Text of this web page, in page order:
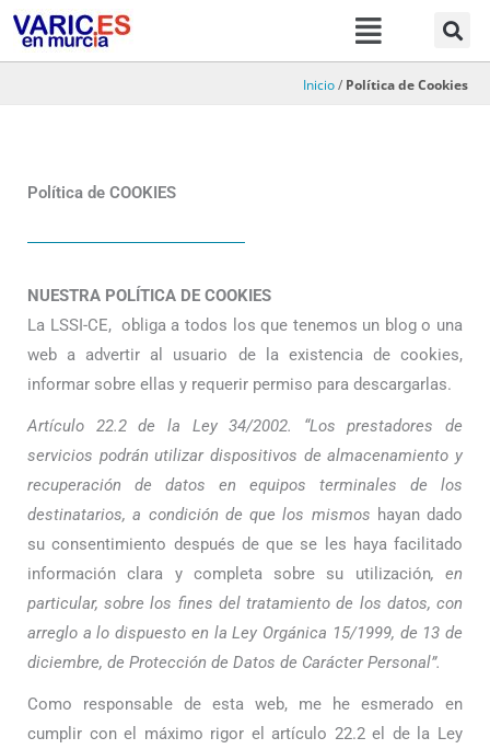
Menú
Inicio/ Política de Cookies
Política de COOKIES
NUESTRA POLÍTICA DE COOKIES
La LSSI-CE, obliga a todos los que tenemos un blog o una
web a advertir al usuario de la existencia de cookies,
informar sobre ellas y requerir permiso para descargarlas.
Artículo 22.2 de la Ley 34/2002. “Los prestadores de
servicios podrán utilizar dispositivos de almacenamiento y
recuperación de datos en equipos terminales de los
destinatarios, a condición de que los mismos hayan dado
su consentimiento después de que se les haya facilitado
información clara y completa sobre su utilización, en
particular, sobre los fines del tratamiento de los datos, con
arreglo a lo dispuesto en la Ley Orgánica 15/1999, de 13 de
diciembre, de Protección de Datos de Carácter Personal”.
Como responsable de esta web, me he esmerado en
cumplir con el máximo rigor el artículo 22.2 el de la Ley